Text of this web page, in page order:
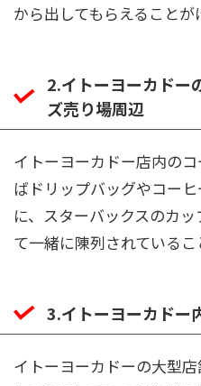
から出してもらえることが
2.イトーヨーカドー
ズ売り場周辺
イトーヨーカドー店内の
ばドリップバッグやコー
に、スターバックスのカ
て一緒に陳列されているこ
3.イトーヨーカドー
イトーヨーカドーの大型